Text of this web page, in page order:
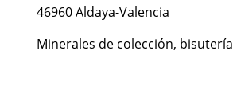
46960 Aldaya-Valencia
Minerales de colección, bisutería